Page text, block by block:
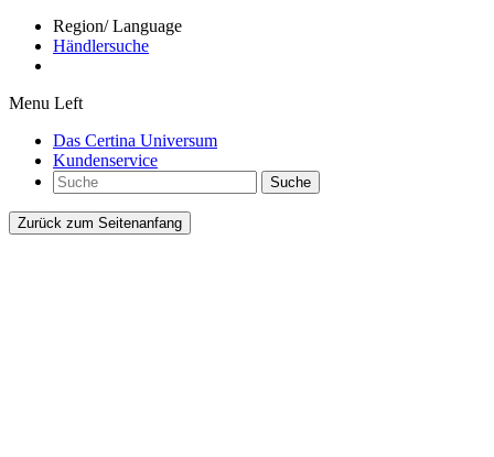
Region/ Language
Händlersuche
Menu Left
Das Certina Universum
Kundenservice
Suche
Zurück zum Seitenanfang